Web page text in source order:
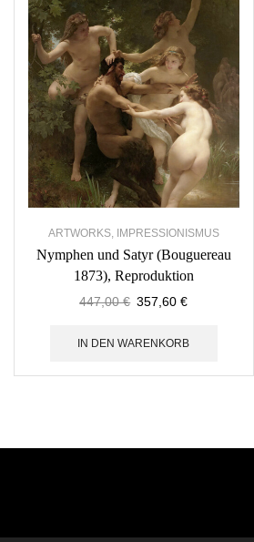
ARTWORKS, IMPRESSIONISMUS
Nymphen und Satyr (Bouguereau
1873), Reproduktion
447,00€ 357,60€
IN DEN WARENKORB